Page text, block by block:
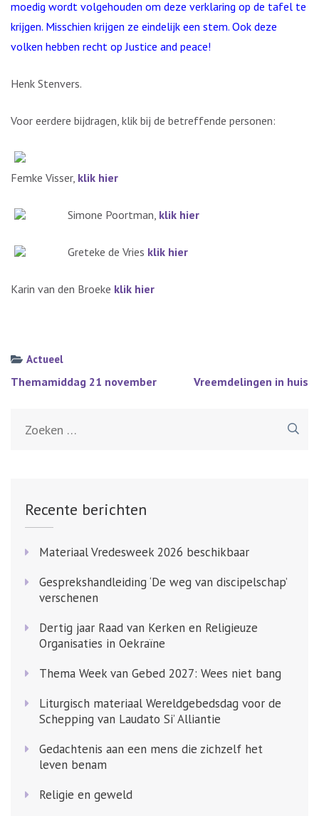
moedig wordt volgehouden om deze verklaring op de tafel te
krijgen. Misschien krijgen ze eindelijk een stem. Ook deze
volken hebben recht op Justice and peace!
Henk Stenvers.
Voor eerdere bijdragen, klik bij de betreffende personen:
Femke Visser, klik hier
Simone Poortman, klik hier
Greteke de Vries klik hier
Karin van den Broeke klik hier
Actueel
Bericht
Themamiddag 21 november Vreemdelingen in huis
Recente berichten
Materiaal Vredesweek 2026 beschikbaar
Gesprekshandleiding ‘De weg van discipelschap’
verschenen
Dertig jaar Raad van Kerken en Religieuze
Organisaties in Oekraïne
Thema Week van Gebed 2027: Wees niet bang
Liturgisch materiaal Wereldgebedsdag voor de
Schepping van Laudato Si’ Alliantie
Gedachtenis aan een mens die zichzelf het
leven benam
Religie en geweld